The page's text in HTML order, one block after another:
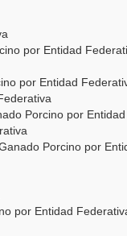
por Entidad
por Entidad
Porcino por
Porcino por
por Entidad